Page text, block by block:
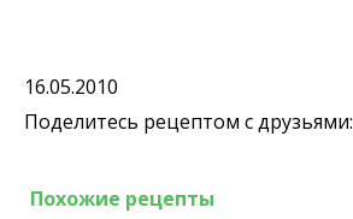
16.05.2010
Поделитесь рецептом с друзьями:
Похожие рецепты